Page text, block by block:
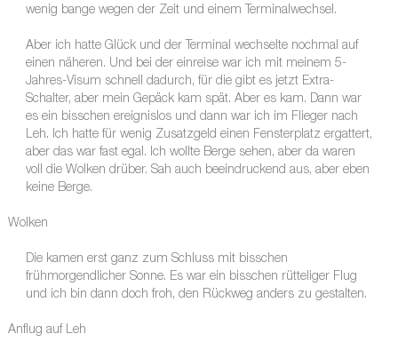
wenig bange wegen der Zeit und einem Terminalwechsel.
Aber ich hatte Glück und der Terminal wechselte nochmal auf
einen näheren. Und bei der einreise war ich mit meinem 5-
Jahres-Visum schnell dadurch, für die gibt es jetzt Extra-
Schalter, aber mein Gepäck kam spät. Aber es kam. Dann war
es ein bisschen ereignislos und dann war ich im Flieger nach
Leh. Ich hatte für wenig Zusatzgeld einen Fensterplatz ergattert,
aber das war fast egal. Ich wollte Berge sehen, aber da waren
voll die Wolken drüber. Sah auch beeindruckend aus, aber eben
keine Berge.
Wolken
Die kamen erst ganz zum Schluss mit bisschen
frühmorgendlicher Sonne. Es war ein bisschen rütteliger Flug
und ich bin dann doch froh, den Rückweg anders zu gestalten.
Anflug auf Leh